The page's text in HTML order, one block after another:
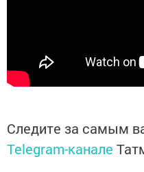
Следите за самым
Telegram-канале